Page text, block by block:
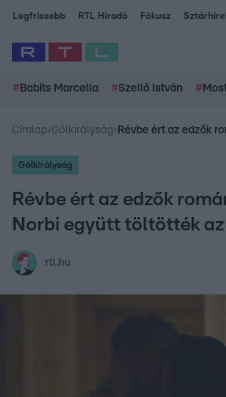
Legfrissebb RTL Híradó Fókusz
# Babits Marcella #Szellő István #
Címlap›Gólkirályság›
Gólkirályság
Révbe ért az edzők
Norbi együtt töltötték
rtl.hu